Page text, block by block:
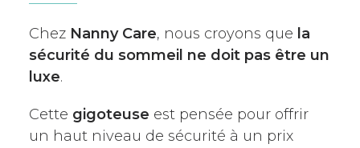
Chez Nanny Care, nous croyons que la
sécurité du sommeil ne doit pas être un
luxe.
Cette gigoteuse est pensée pour offrir
un haut niveau de sécurité à un prix